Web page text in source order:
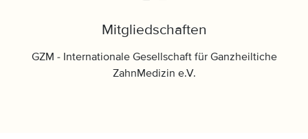
Mitgliedschaften
GZM - Internationale Gesellschaft für Ganzheiltiche
ZahnMedizin e.V.